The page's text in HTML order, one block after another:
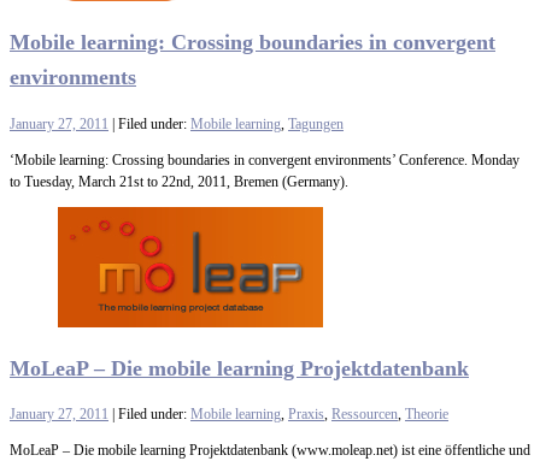
Mobile learning: Crossing boundaries in convergent
environments
January 27, 2011 | Filed under: Mobile learning Tagungen
‘Mobile learning: Crossing boundaries in convergent environments’ Conference. Monday
to Tuesday, March 21st to 22nd, 2011, Bremen (Germany).
MoLeaP – Die mobile learning Projektdatenbank
January 27, 2011 | Filed under: Mobile learning, Praxis, Ressourcen, Theorie
MoLeaP – Die mobile learning Projektdatenbank (www.moleap.net) ist eine öffentliche und